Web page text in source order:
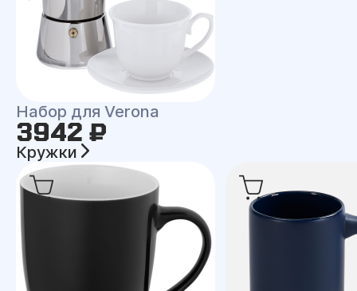
Набор для Verona
3942 ₽
Кружки